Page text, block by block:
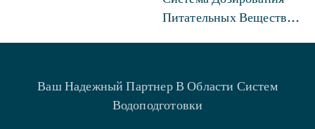
Питательных Веществ
Ваш Надежный Партнер В Области Систем
Водоподготовки